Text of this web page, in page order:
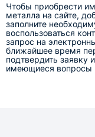
Чтобы приобрести
металла на сайте,
заполните
воспользоваться
запрос на
ближайшее время
подтвердить заявку
имеющиеся вопросы